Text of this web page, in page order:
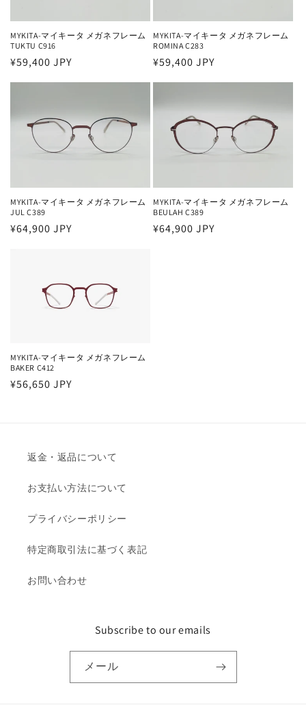
MYKITA-マイキータ メガネフレーム
TUKTU C916
通
¥59,400 JPY
MYKITA-マイキータ メガネフレーム
ROMINA C283
通
格
¥59,400 JPY
MYKITA-マイキータ メガネフレーム
JUL C389
通
¥64,900 JPY
MYKITA-マイキータ メガネフレーム
BEULAH C389
通
¥64,900 JPY
MYKITA-マイキータ メガネフレーム
BAKER C412
通
¥56,650 JPY
返金・返品について
お支払い方法について
プライバシーポリシー
特定商取引法に基づく表記
お問い合わせ
Subscribe to our emails
メール